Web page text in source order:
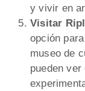
y vivir en
Visitar
opción
museo de
pueden